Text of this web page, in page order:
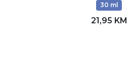
30 ml
21,95 KM